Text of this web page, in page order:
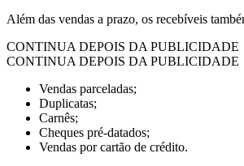
Além das vendas a prazo, os recebíveis
CONTINUA DEPOIS DA PUBLICIDADE
CONTINUA DEPOIS DA PUBLICIDADE
Vendas parceladas;
Duplicatas;
Carnês;
Cheques pré-datados;
Vendas por cartão de crédito.